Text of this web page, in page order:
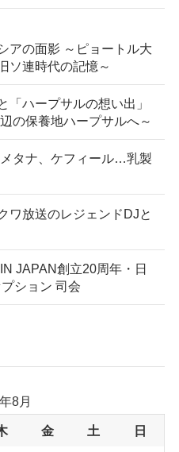
アの面影 ～ピョートル大
ソ連時代の記憶～
「ハープサルの想い出」
の保養地ハープサルへ～
タナ、ケフィール…乳製
ワ放送のレジェンドDJと
JAPAN創立20周年・日
ション 司会
8月
金 土 日